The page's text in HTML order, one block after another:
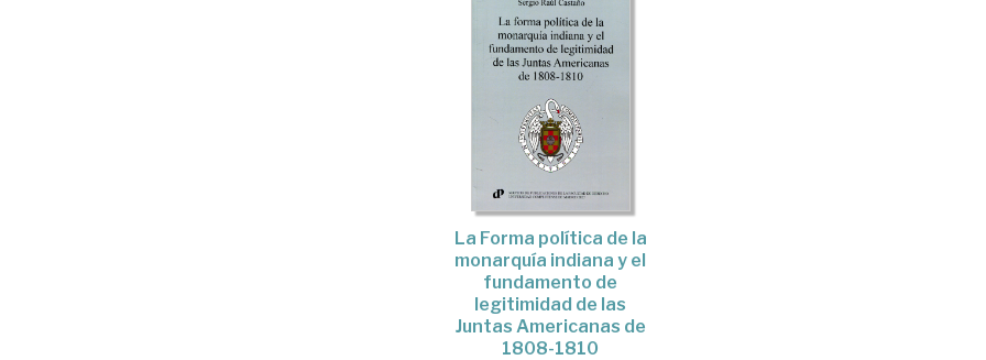
La Forma política de la
monarquía indiana y el
fundamento de
legitimidad de las
Juntas Americanas de
1808-1810